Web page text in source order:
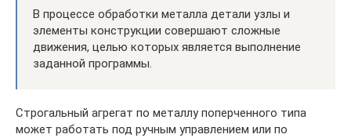
В процессе обработки металла детали узлы и
элементы конструкции совершают сложные
движения, целью которых является выполнение
заданной программы.
Строгальный агрегат по металлу поперченного типа
может работать под ручным управлением или по